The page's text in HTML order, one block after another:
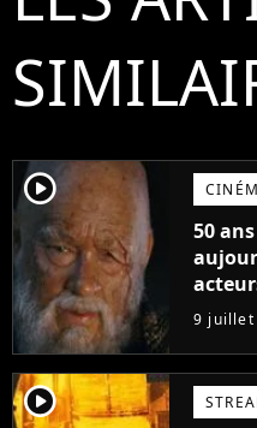
player2
50
ses 70
9 juillet
player2